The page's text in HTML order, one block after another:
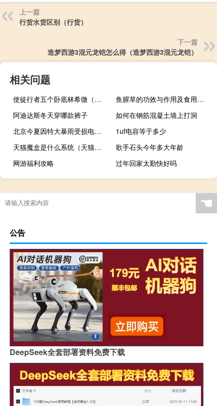
上一篇
行货水货区别（行货）
下一篇
造梦西游3混元龙铠怎么得（造梦西游3混元龙铠）
相关问题
使徒行者五个卧底林希微（使徒行者五个卧底）
鱼腥草的功效与作用及食用禁忌（鱼腥草的功效与作用及食用方法）
阿迪达斯冬天穿哪款裤子
如何在钢筋混凝土墙上打洞
北京今夏因特大暴雨受损电力基础设施全部恢复
1uf电容等于多少
天猫魔盒是什么系统（天猫魔盒是什么）
歌手石头今年多大年龄
网游福利攻略
过年回家太勤快好吗
☚
公告
DeepSeek全套部署资料免费下载